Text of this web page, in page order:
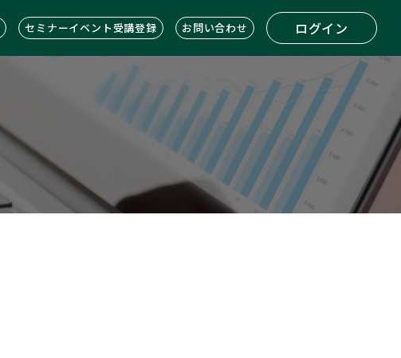
セミナーイベント受講登録 お問い合わせ ログイン